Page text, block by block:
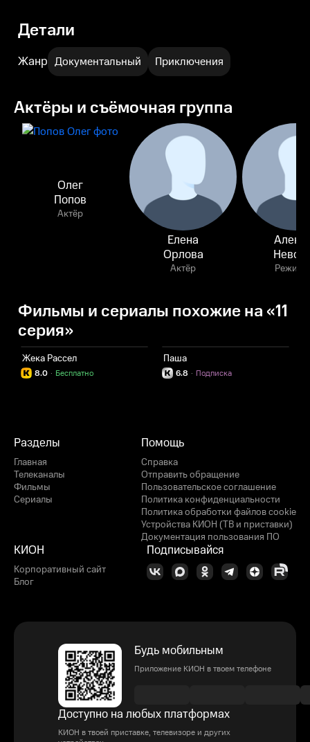
Детали
Жанр Документальный Приключения
Актёры и съёмочная группа
Олег
Попов
Актёр
Елена
Орлова
Актёр
Фильмы и сериалы похожие на «11
серия»
Жека Рассел
8.0 Бесплатно
·
Паша
6.8 Подписка
·
Разделы
Главная
Телеканалы
Фильмы
Сериалы
Помощь
Справка
Отправить обращение
Пользовательское соглашение
Политика конфиденциальности
Политика обработки файлов cookie
Устройства КИОН (ТВ и приставки)
Документация пользования ПО
КИОН
Корпоративный сайт
Блог
Подписывайся
Будь мобильным
Приложение КИОН в твоем телефоне
Доступно на любых платформах
КИОН в твоей приставке, телевизоре и других